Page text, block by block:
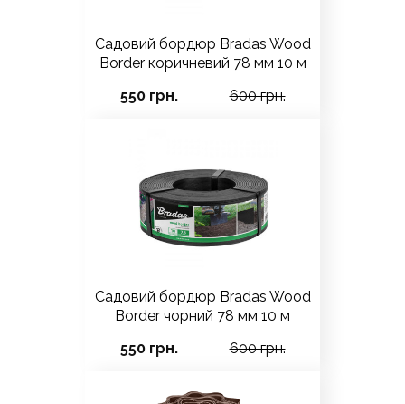
Садовий бордюр Bradas Wood
Border коричневий 78 мм 10 м
550 грн.
600 грн.
Садовий бордюр Bradas Wood
Border чорний 78 мм 10 м
550 грн.
600 грн.